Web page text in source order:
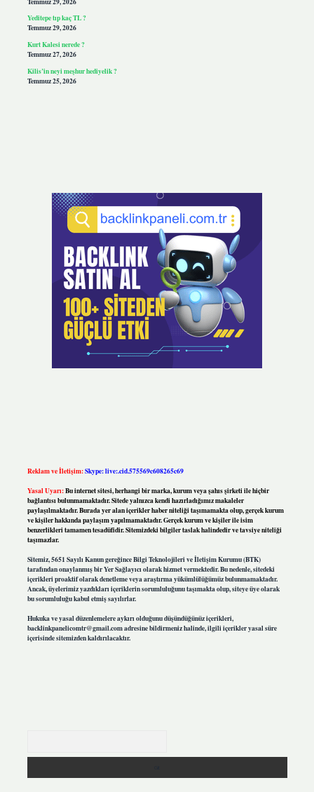
Yeditepe tıp kaç TL ?
Temmuz 29, 2026
Kurt Kalesi nerede ?
Temmuz 27, 2026
Kilis’in neyi meşhur hediyelik ?
Temmuz 25, 2026
Reklam ve İletişim:Skype: live:.cid.575569c608265c69
Yasal Uyarı:Bu internet sitesi, herhangi bir marka, kurum veya şahıs şirketi ile hiçbir
bağlantısı bulunmamaktadır. Sitede yalnızca kendi hazırladığımız makaleler
paylaşılmaktadır. Burada yer alan içerikler haber niteliği taşımamakta olup, gerçek kurum
ve kişiler hakkında paylaşım yapılmamaktadır. Gerçek kurum ve kişiler ile isim
benzerlikleri tamamen tesadüfidir. Sitemizdeki bilgiler taslak halindedir ve tavsiye niteliği
taşımazlar.
Sitemiz, 5651 Sayılı Kanun gereğince Bilgi Teknolojileri ve İletişim Kurumu (BTK)
tarafından onaylanmış bir Yer Sağlayıcı olarak hizmet vermektedir. Bu nedenle, sitedeki
içerikleri proaktif olarak denetleme veya araştırma yükümlülüğümüz bulunmamaktadır.
Ancak, üyelerimiz yazdıkları içeriklerin sorumluluğunu taşımakta olup, siteye üye olarak
bu sorumluluğu kabul etmiş sayılırlar.
Hukuka ve yasal düzenlemelere aykırı olduğunu düşündüğünüz içerikleri,
backlinkpanelicomtr@gmail.comadresine bildirmeniz halinde, ilgili içerikler yasal süre
içerisinde sitemizden kaldırılacaktır.